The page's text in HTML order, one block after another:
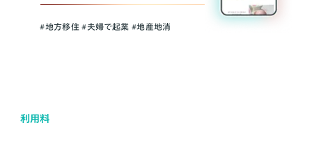
#地方移住 #夫婦で起業 #地産地消
利用料